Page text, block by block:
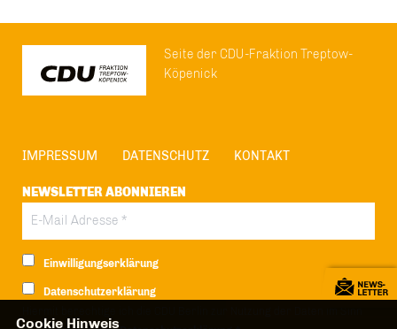
Seite der CDU-Fraktion Treptow-
Köpenick
IMPRESSUM DATENSCHUTZ KONTAKT
NEWSLETTER ABONNIEREN
Einwilligungserklärung
Datenschutzerklärung
Cookie Hinweis